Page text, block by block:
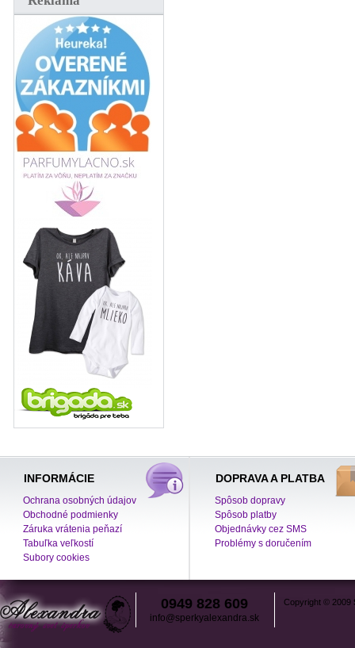
INFORMÁCIE
Ochrana osobných údajov
Obchodné podmienky
Záruka vrátenia peňazí
Tabuľka veľkostí
Subory cookies
DOPRAVA A PLATBA
Spôsob dopravy
Spôsob platby
Objednávky cez SMS
Problémy s doručením
0949 828 609
info@sperkyalexandra.sk
Copyright © 2009